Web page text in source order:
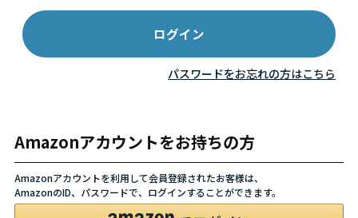
パスワードをお忘れの方はこちら
Amazonアカウントをお持ちの方
Amazonアカウントを利用して会員登録されたお客様は、
AmazonのID、パスワードで、ログインすることができます。